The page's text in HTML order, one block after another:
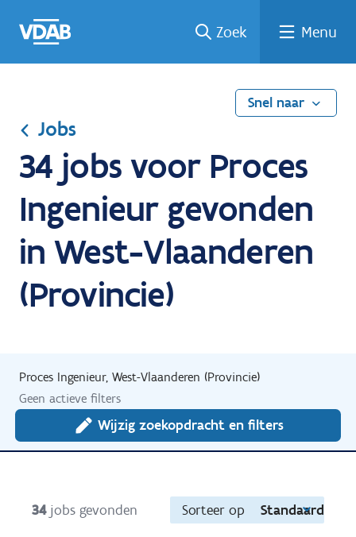
naar
een
een
job
naar
Zoek Menu
Snel naar
Jobs
34 jobs voor Proces
Ingenieur gevonden
in West-Vlaanderen
(Provincie)
Proces Ingenieur, West-Vlaanderen (Provincie)
Geen actieve filters
Wijzig zoekopdracht en filters
34 jobs gevonden Sorteer op Standaard